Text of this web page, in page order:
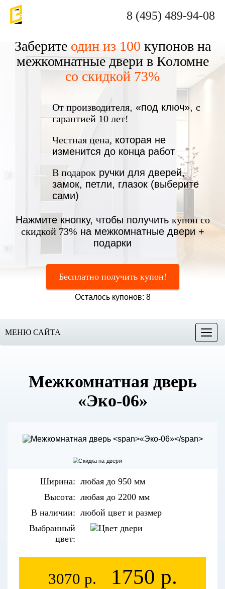
8 (495) 489-94-08
Заберите один из 100 купонов на
межкомнатные двери в Коломне
со скидкой 73%
От производителя, «под ключ», с
гарантией 10 лет!
Честная цена, которая не
изменится до конца работ
В подарок ручки для дверей,
замок, петли, глазок (выберите
сами)
Нажмите кнопку, чтобы получить купон со
скидкой 73% на межкомнатные двери +
подарки
Бесплатно получить купон!
Осталось купонов: 8
Меню
МЕНЮ САЙТА
Межкомнатная дверь
«Эко-06»
Ширина: любая до 950 мм
Высота: любая до 2200 мм
В наличии: любой цвет и размер
Выбранный
цвет:
3070 р. 1750 р.